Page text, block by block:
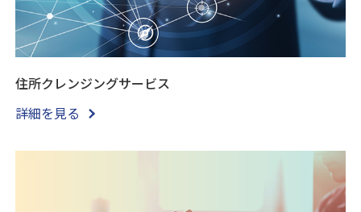
住所クレンジングサービス
詳細を見る